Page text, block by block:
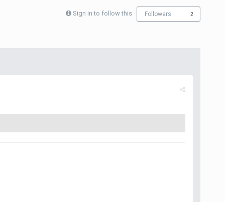
Sign in to follow this Followers 2